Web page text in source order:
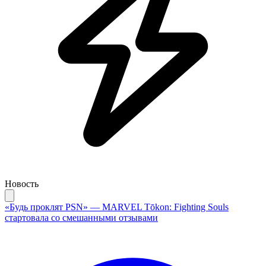
Новость
«Будь проклят PSN» — MARVEL Tōkon: Fighting Souls
стартовала со смешанными отзывами